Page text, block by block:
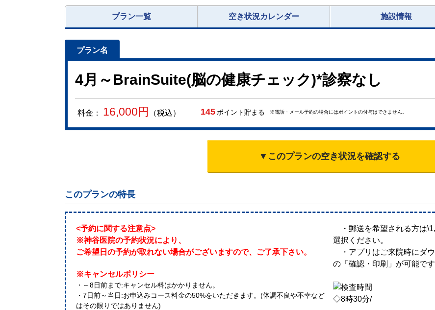
プラン一覧 空き状況カレンダー 施設情報
4月～BrainSuite(脳の健康チェック)*診察なし
料金： 16,000円 （税込） 145 ポイント貯まる ※電話・メール予約の場合にはポイントの付与はできません。
▼このプランの空き状況を確認する
このプランの特長
<予約に関する注意点>
※神谷医院の予約状況により、
ご希望日の予約が取れない場合がございますので、ご了承下さい。
※キャンセルポリシー
・～8日前まで:キャンセル料はかかりません。
・7日前～当日:お申込みコース料金の50%をいただきます。(体調不良や不幸など
はその限りではありません)
・郵送を希望される方は
選択ください。
・アプリはご来院時にダ
の「確認・印刷」が可能です
◇8時30分/